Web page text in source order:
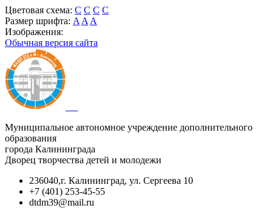
Цветовая схема: C C C C
Размер шрифта: A A A
Изображения:
Обычная версия сайта
Муниципальное автономное учреждение дополнительного
образования
города Калининграда
Дворец творчества детей и молодежи
236040,г. Калининград, ул. Сергеева 10
+7 (401) 253-45-55
dtdm39@mail.ru